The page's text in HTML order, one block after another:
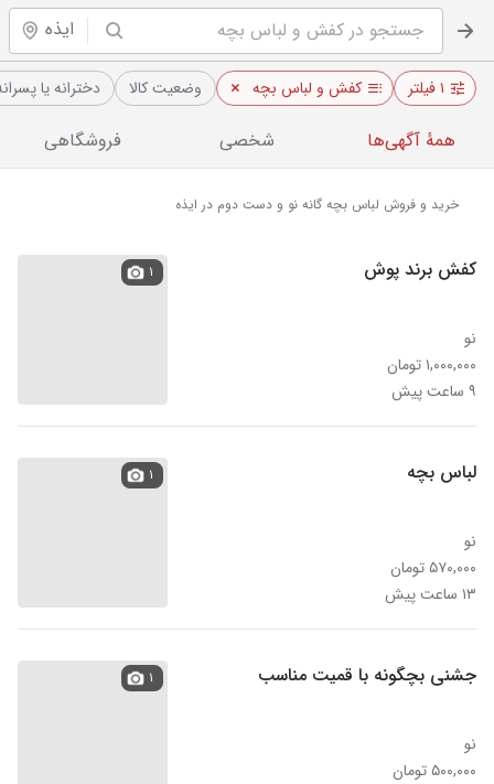
ایذه
۱ فیلتر کفش و لباس بچه وضعیت کالا دخترانه یا
همهٔ آگهی‌ها شخصی فروشگاهی
خرید و فروش لباس بچه گانه نو و دست دوم در ایذه
کفش برند پوش
نو
۱,۰۰۰,۰۰۰ تومان
۹ ساعت پیش
۱
لباس بچه
نو
۵۷۰,۰۰۰ تومان
۱۳ ساعت پیش
۱
جشنی بچگونه با قمیت مناسب
نو
۵۰۰,۰۰۰ تومان
۱